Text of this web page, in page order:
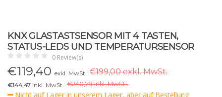
KNX GLASTASTSENSOR MIT 4 TASTEN,
STATUS-LEDS UND TEMPERATURSENSOR
0 Review(s)
€119,40 exkl. MwSt. €199,00 exkl. MwSt.
€144,47 Inkl. MwSt. €240,79 Inkl. MwSt..
Nicht auf Lager in unserem Lager, aber auf Bestellung